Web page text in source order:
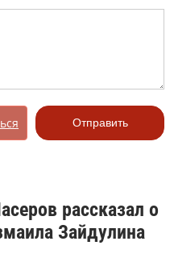
Отправить
рассказал о
Зайдулина